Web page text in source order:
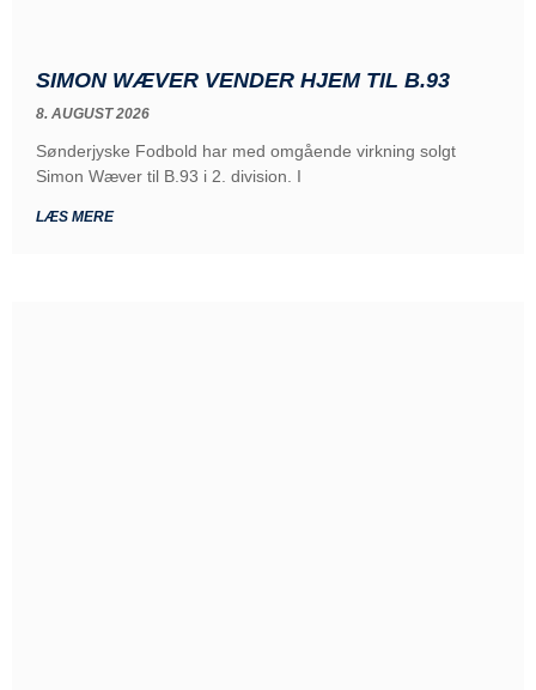
SIMON WÆVER VENDER HJEM TIL B.93
8. AUGUST 2026
Sønderjyske Fodbold har med omgående virkning solgt
Simon Wæver til B.93 i 2. division. I
LÆS MERE